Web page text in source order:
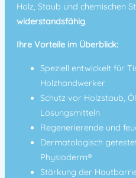
Holz, Staub und chemischen
widerstandsfähig.
Ihre Vorteile im Überblick:
Speziell entwickelt für
Holzhandwerker
Schutz vor Holzstaub,
Lösungsmitteln
Regenerierende und
Dermatologisch
Physioderm®
Stärkung der